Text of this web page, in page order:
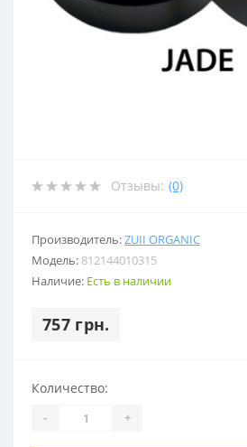
Отзывы: (0)
Производитель:ZUII ORGANIC
Модель: 812144010315
Наличие: Есть в наличии
757 грн.
Количество:
- +